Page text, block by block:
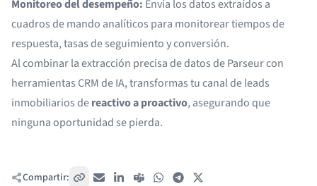
Monitoreo del desempeño: Envía los datos extraídos a
cuadros de mando analíticos para monitorear tiempos de
respuesta, tasas de seguimiento y conversión.
Al combinar la extracción precisa de datos de Parseur con
herramientas CRM de IA, transformas tu canal de leads
inmobiliarios dereactivo a proactivo, asegurando que
ninguna oportunidad se pierda.
Compartir: Copiar enlace
Correo electrónico
LinkedIn
Teams WhatsAppTelegram